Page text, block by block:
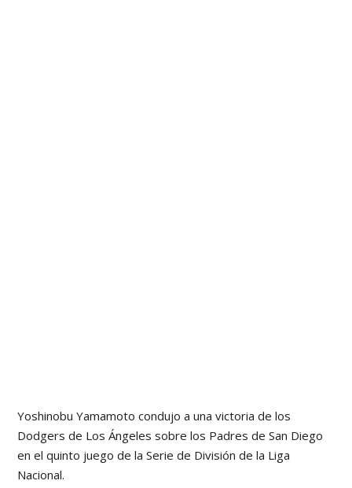
Yoshinobu Yamamoto condujo a una victoria de los
Dodgers de Los Ángeles sobre los Padres de San Diego
en el quinto juego de la Serie de División de la Liga
Nacional.